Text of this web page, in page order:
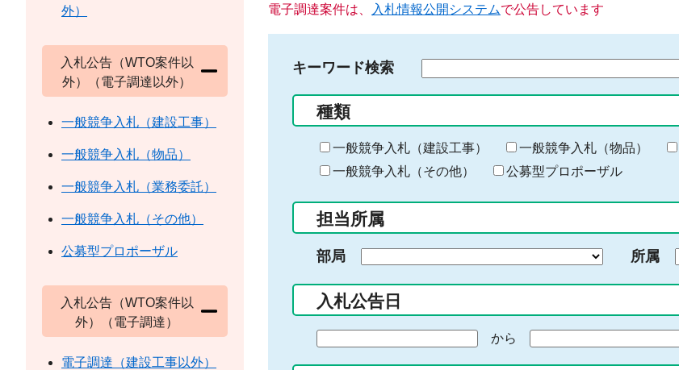
電子調達案件は、 入札情報公開システムで公告しています
キーワード検索
る
キ
ー
ー
入
力
種類
一般競争入札（建設工事） 一般競争入札（物品）
一般競争入札（その他）
公募型プロポーザル
担当所属
部局 所属
入札公告日
から
外）
入札公告（WTO案件以
外）（電子調達以外）
一般競争入札（建設工事）
一般競争入札（物品）
一般競争入札（業務委託）
一般競争入札（その他）
公募型プロポーザル
入札公告（WTO案件以
外）（電子調達）
電子調達（建設工事以外）